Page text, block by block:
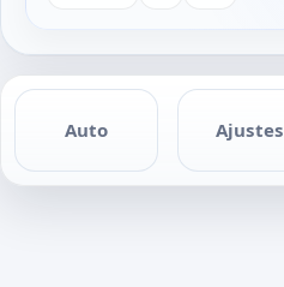
Auto Ajustes